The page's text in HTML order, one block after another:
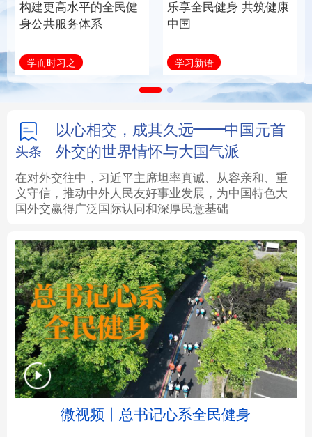
访谈 视频 图片 政务
信息化 数字经济
学术中国 乡村振兴 银龄 溯源中国
城市 旅游 能源
彩票 娱乐 时尚 悦读
文化产业
地方频道
北京 天津 河北 山西
辽宁 吉林 上海 江苏
构建更高水平的全民健
身公共服务体系
学而时习之
乐享全民健身 共筑健康
中国
学习新语
头条
以心相交，成其久远——中国元首
外交的世界情怀与大国气派
在对外交往中，习近平主席坦率真诚、从容亲和、重
义守信，推动中外人民友好事业发展，为中国特色大
国外交赢得广泛国际认同和深厚民意基础
微视频丨总书记心系全民健身